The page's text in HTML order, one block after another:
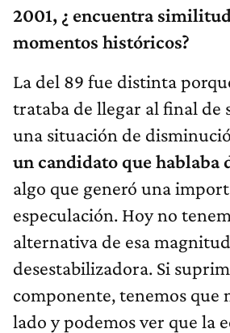
2001, ¿ encuentra
momentos históricos?
La del 89 fue distinta
trataba de llegar al final de
una situación de
un candidato que hablaba
algo que generó una
especulación. Hoy no
alternativa de esa magnitud
desestabilizadora. Si
componente, tenemos que
lado y podemos ver que la